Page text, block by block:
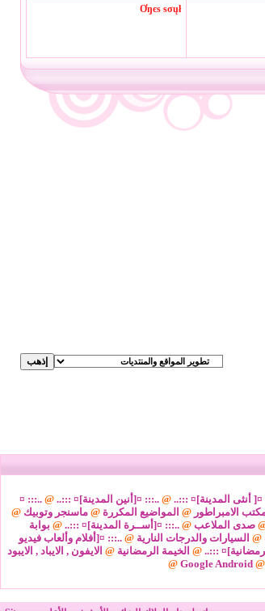
Ơŋєѕ ѕσųł
أنثى المدينة]¤ :::.. @..::: ¤[أنين المدينة]¤ :::.. @
..::: ¤
الامبراطور @ المواضيع المكررة @ ماسنجر وتوبيك @
صدى الملاعب @..::: ¤[أســرة المدينة]¤ :::.. @ بوابة
@ السيارات والدرجات النارية @..::: ¤[أفلام وألعاب فيديو
:::..
@ الخيمة الرمضانية @ الايفون , الايباد , الايبود
@
Google Android
@